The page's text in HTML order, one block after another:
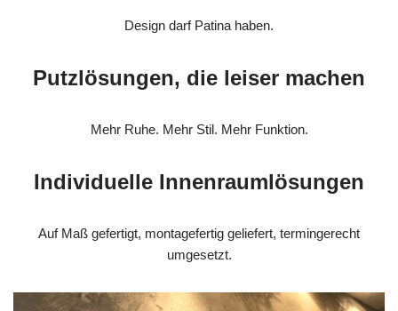
Design darf Patina haben.
Putzlösungen, die leiser machen
Mehr Ruhe. Mehr Stil. Mehr Funktion.
Individuelle Innenraumlösungen
Auf Maß gefertigt, montagefertig geliefert, termingerecht
umgesetzt.